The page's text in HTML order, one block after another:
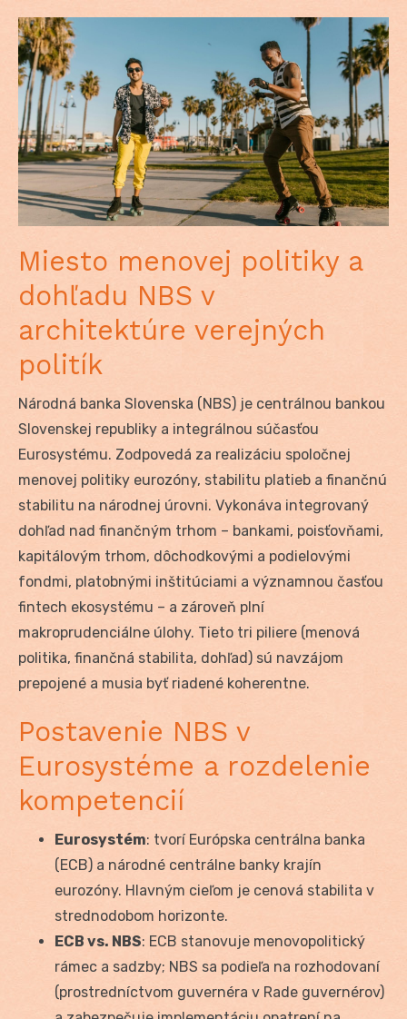
Miesto menovej politiky a
dohľadu NBS v
architektúre verejných
politík
Národná banka Slovenska (NBS) je centrálnou bankou
Slovenskej republiky a integrálnou súčasťou
Eurosystému. Zodpovedá za realizáciu spoločnej
menovej politiky eurozóny, stabilitu platieb a finančnú
stabilitu na národnej úrovni. Vykonáva integrovaný
dohľad nad finančným trhom – bankami, poisťovňami,
kapitálovým trhom, dôchodkovými a podielovými
fondmi, platobnými inštitúciami a významnou časťou
fintech ekosystému – a zároveň plní
makroprudenciálne úlohy. Tieto tri piliere (menová
politika, finančná stabilita, dohľad) sú navzájom
prepojené a musia byť riadené koherentne.
Postavenie NBS v
Eurosystéme a rozdelenie
kompetencií
Eurosystém: tvorí Európska centrálna banka
(ECB) a národné centrálne banky krajín
eurozóny. Hlavným cieľom je cenová stabilita v
strednodobom horizonte.
ECB vs. NBS: ECB stanovuje menovopolitický
rámec a sadzby; NBS sa podieľa na rozhodovaní
(prostredníctvom guvernéra v Rade guvernérov)